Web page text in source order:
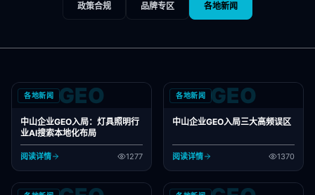
政策合规 品牌专区 各地新闻
各地新闻 GEO
中山企业GEO入局：灯具照明行
业AI搜索本地化布局
阅读详情 1277
各地新闻 GEO
中山企业GEO入局三大高频误区
阅读详情 1370